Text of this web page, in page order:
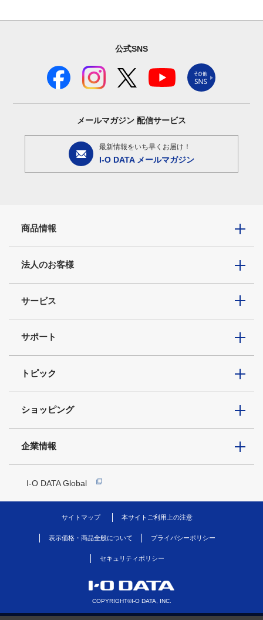
公式SNS
メールマガジン 配信サービス
最新情報をいち早くお届け！
I-O DATA メールマガジン
商品情報
法人のお客様
サービス
サポート
トピック
ショッピング
企業情報
I-O DATA Global
サイトマップ 本サイトご利用上の注意
表示価格・商品全般について プライバシーポリシー
セキュリティポリシー
COPYRIGHT©I-O DATA, INC.